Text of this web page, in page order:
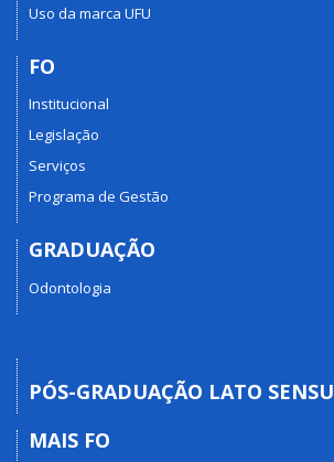
Uso da marca UFU
FO
Institucional
Legislação
Serviços
Programa de Gestão
GRADUAÇÃO
Odontologia
PÓS-GRADUAÇÃO LATO SENSU
MAIS FO